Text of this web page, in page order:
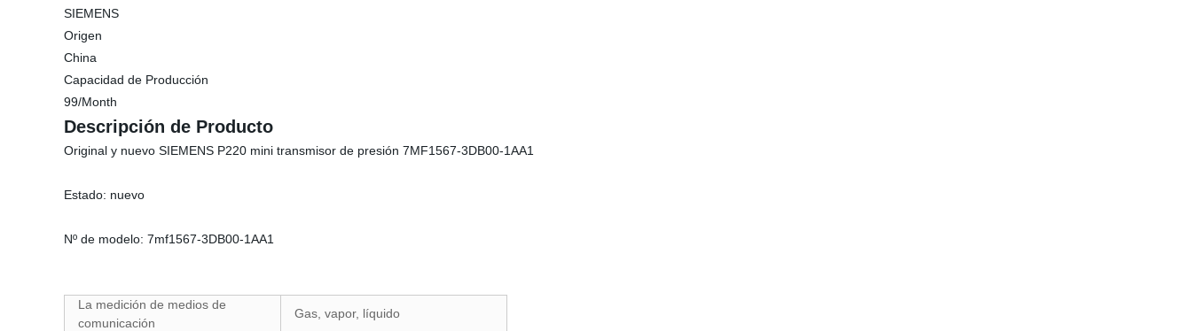
SIEMENS
Origen
China
Capacidad de Producción
99/Month
Descripción de Producto
Original y nuevo SIEMENS P220 mini transmisor de presión 7MF1567-3DB00-1AA1
Estado: nuevo
Nº de modelo: 7mf1567-3DB00-1AA1
La medición de medios de
comunicación
Gas, vapor, líquido